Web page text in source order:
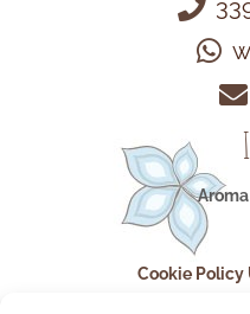
Cookie Policy